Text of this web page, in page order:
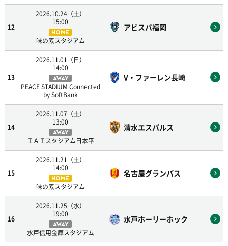
12
2026.10.24（土）
15:00
HOME
味の素スタジアム
アビスパ福岡
13
2026.11.01（日）
14:00
AWAY
PEACE STADIUM Connected
by SoftBank
V・ファーレン長崎
14
2026.11.07（土）
13:00
AWAY
ＩＡＩスタジアム日本平
清水エスパルス
15
2026.11.21（土）
14:00
HOME
味の素スタジアム
名古屋グランパス
16
2026.11.25（水）
19:00
AWAY
水戸信用金庫スタジアム
水戸ホーリーホック